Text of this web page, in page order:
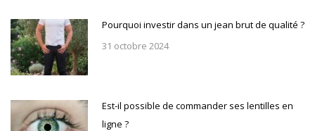
Pourquoi investir dans un jean brut de qualité ?
31 octobre 2024
Est-il possible de commander ses lentilles en
ligne ?